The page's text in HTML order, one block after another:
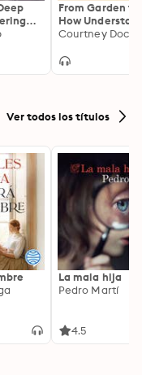
From Garden
How
God’s Story
Courtney
Ver todos los títulos
La mala hija
Pedro Martí
4.5